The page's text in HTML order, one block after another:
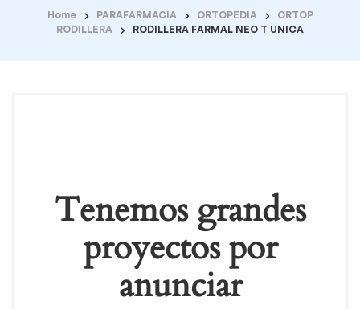
Home PARAFARMACIA ORTOPEDIA
ORTOP
RODILLERA
RODILLERA FARMAL NEO T UNICA
Tenemos grandes
proyectos por
anunciar